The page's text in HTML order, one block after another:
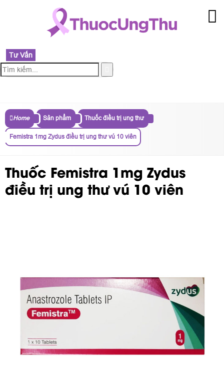
Tư Vấn
Home Sản phẩm Thuốc điều trị ung thư
Femistra 1mg Zydus điều trị ung thư vú 10 viên
Thuốc Femistra 1mg Zydus
điều trị ung thư vú 10 viên